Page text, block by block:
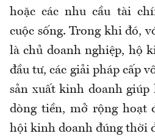
hoặc các nhu cầu tài
cuộc sống. Trong khi đó,
là chủ doanh nghiệp, hộ
đầu tư, các giải pháp cấp
sản xuất kinh doanh giúp
dòng tiền, mở rộng hoạt
hội kinh doanh đúng thời